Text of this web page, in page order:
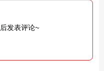
后发表评论~